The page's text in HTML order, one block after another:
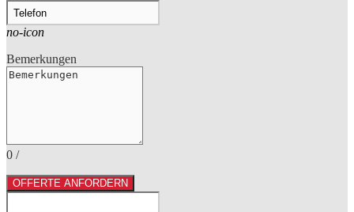
no-icon
Bemerkungen
0 /
OFFERTE ANFORDERN